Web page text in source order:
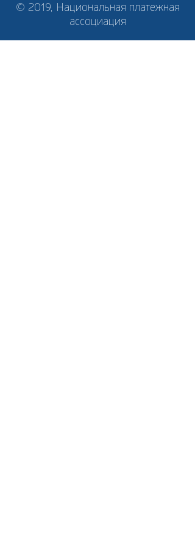
© 2019, Национальная платежная
ассоциация